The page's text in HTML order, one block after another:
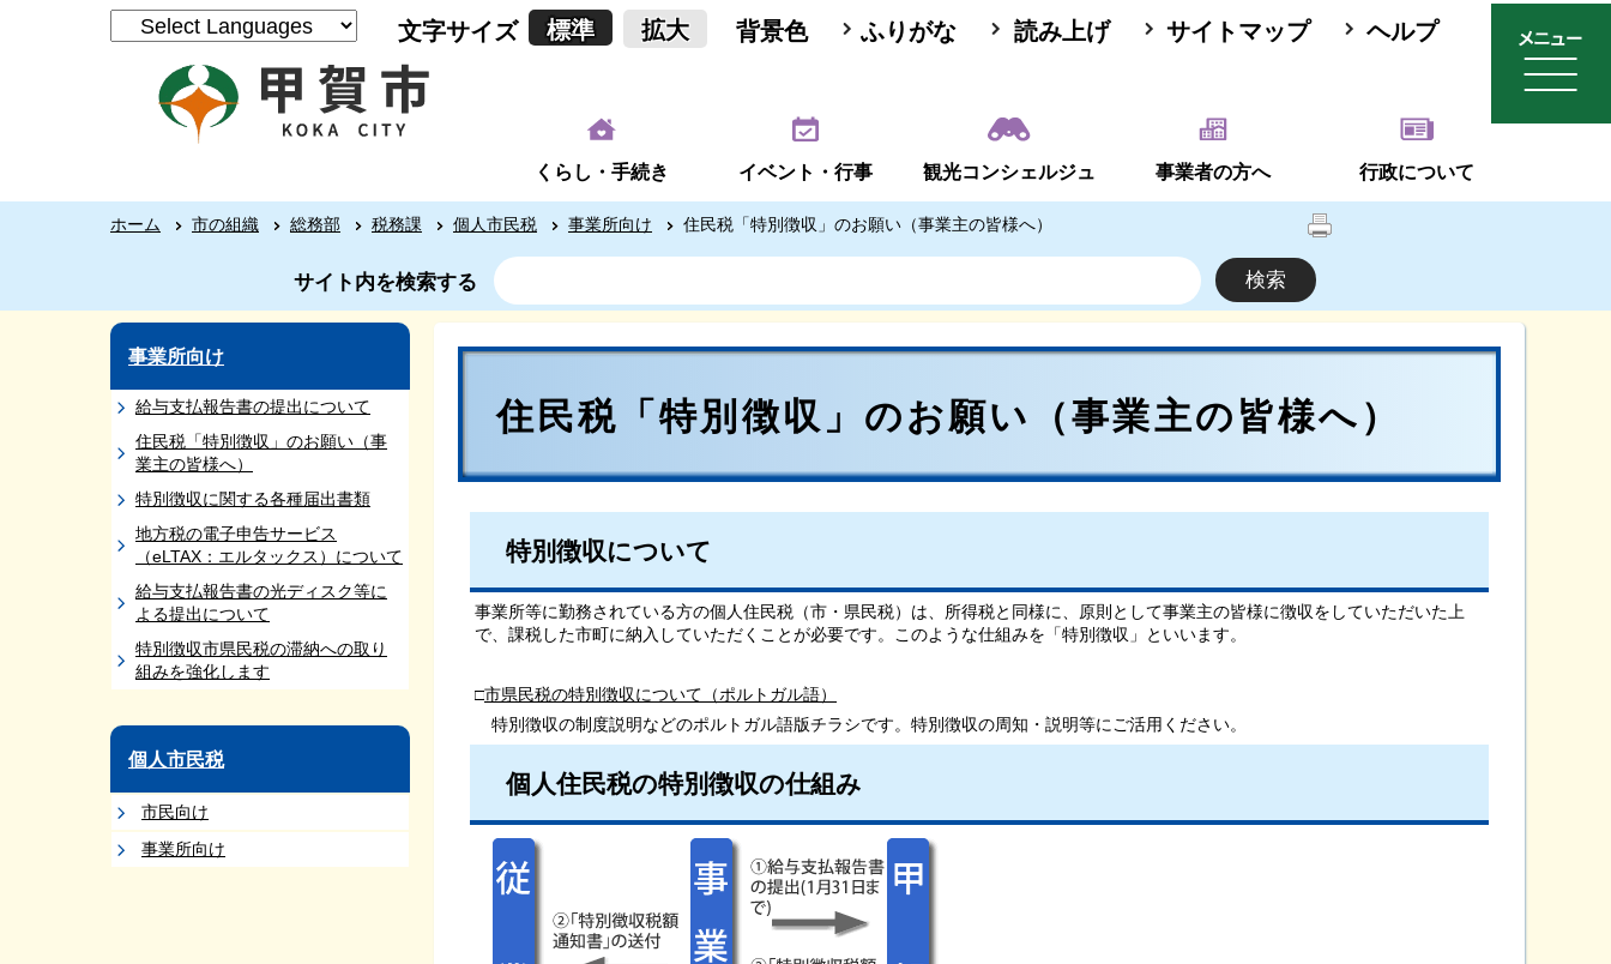
文字サイズ 標準 拡大 背景色 ふりがな 読み上げ サイトマップ ヘルプ
くらし・手続き イベント・行事 観光コンシェルジュ 事業者の方へ 行政について
ホーム 市の組織 総務部 税務課 個人市民税 事業所向け 住民税「特別徴収」のお願い（事業主の皆様へ）
サイト内を検索する
事業所向け
給与支払報告書の提出について
住民税「特別徴収」のお願い（事
業主の皆様へ）
特別徴収に関する各種届出書類
地方税の電子申告サービス
（eLTAX：エルタックス）について
給与支払報告書の光ディスク等に
よる提出について
特別徴収市県民税の滞納への取り
組みを強化します
個人市民税
市民向け
事業所向け
住民税「特別徴収」のお願い（事業主の皆様へ）
特別徴収について
事業所等に勤務されている方の個人住民税（市・県民税）は、所得税と同様に、原則として事業主の皆様に徴収をしていただいた上
で、課税した市町に納入していただくことが必要です。このような仕組みを「特別徴収」といいます。
□市県民税の特別徴収について（ポルトガル語）
特別徴収の制度説明などのポルトガル語版チラシです。特別徴収の周知・説明等にご活用ください。
個人住民税の特別徴収の仕組み